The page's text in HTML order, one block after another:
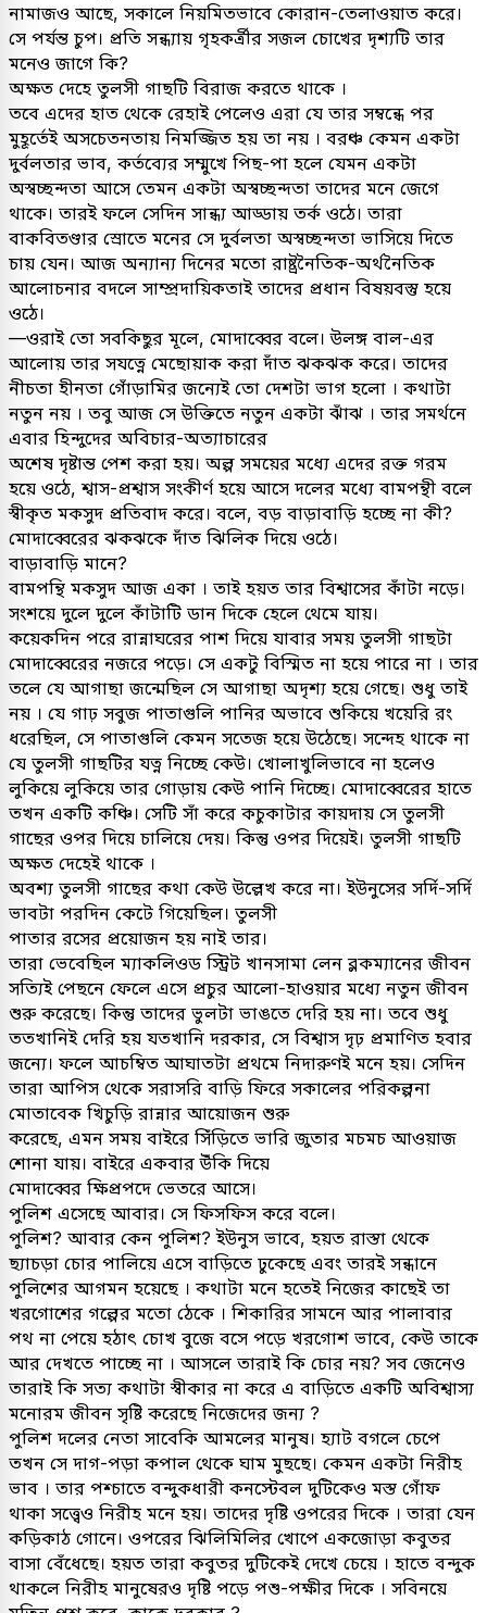
নামাজও আছে, সকালে নিয়মিতভাবে কোরান-তেলাওয়াত করে।
সে পর্যন্ত চুপ। প্রতি সন্ধ্যায় গৃহকর্ত্রীর সজল চোখের দৃশ্যটি তার
মনেও জাগে কি?
অক্ষত দেহে তুলসী গাছটি বিরাজ করতে থাকে ।
তবে এদের হাত থেকে রেহাই পেলেও এরা যে তার সম্বন্ধে পর
মুহূর্তেই অসচেতনতায় নিমজ্জিত হয় তা নয় । বরঞ্চ কেমন একটা
দুর্বলতার ভাব, কর্তব্যের সম্মুখে পিছ-পা হলে যেমন একটা
অস্বচ্ছন্দতা আসে তেমন একটা অস্বচ্ছন্দতা তাদের মনে জেগে
থাকে। তারই ফলে সেদিন সান্ধ্য আড্ডায় তর্ক ওঠে। তারা
বাকবিতণ্ডার স্রোতে মনের সে দুর্বলতা অস্বচ্ছন্দতা ভাসিয়ে দিতে
চায় যেন। আজ অন্যান্য দিনের মতো রাষ্ট্রনৈতিক-অর্থনৈতিক
আলোচনার বদলে সাম্প্রদায়িকতাই তাদের প্রধান বিষয়বস্তু হয়ে
ওঠে।
—ওরাই তো সবকিছুর মূলে, মোদাব্বের বলে। উলঙ্গ বাল-এর
আলোয় তার সযত্নে মেছোয়াক করা দাঁত ঝকঝক করে। তাদের
নীচতা হীনতা গোঁড়ামির জন্যেই তো দেশটা ভাগ হলো । কথাটা
নতুন নয় । তবু আজ সে উক্তিতে নতুন একটা ঝাঁঝ । তার সমর্থনে
এবার হিন্দুদের অবিচার-অত্যাচারের
অশেষ দৃষ্টান্ত পেশ করা হয়। অল্প সময়ের মধ্যে এদের রক্ত গরম
হয়ে ওঠে, শ্বাস-প্রশ্বাস সংকীর্ণ হয়ে আসে দলের মধ্যে বামপন্থী বলে
স্বীকৃত মকসুদ প্রতিবাদ করে। বলে, বড় বাড়াবাড়ি হচ্ছে না কী?
মোদাব্বেরের ঝকঝকে দাঁত ঝিলিক দিয়ে ওঠে।
বাড়াবাড়ি মানে?
বামপন্থি মকসুদ আজ একা । তাই হয়ত তার বিশ্বাসের কাঁটা নড়ে।
সংশয়ে দুলে দুলে কাঁটাটি ডান দিকে হেলে থেমে যায়।
কয়েকদিন পরে রান্নাঘরের পাশ দিয়ে যাবার সময় তুলসী গাছটা
মোদাব্বেরের নজরে পড়ে। সে একটু বিস্মিত না হয়ে পারে না । তার
তলে যে আগাছা জন্মেছিল সে আগাছা অদৃশ্য হয়ে গেছে। শুধু তাই
নয় । যে গাঢ় সবুজ পাতাগুলি পানির অভাবে শুকিয়ে খয়েরি রং
ধরেছিল, সে পাতাগুলি কেমন সতেজ হয়ে উঠেছে। সন্দেহ থাকে না
যে তুলসী গাছটির যত্ন নিচ্ছে কেউ। খোলাখুলিভাবে না হলেও
লুকিয়ে লুকিয়ে তার গোড়ায় কেউ পানি দিচ্ছে। মোদাব্বেরের হাতে
তখন একটি কঞ্চি। সেটি সাঁ করে কচুকাটার কায়দায় সে তুলসী
গাছের ওপর দিয়ে চালিয়ে দেয়। কিন্তু ওপর দিয়েই। তুলসী গাছটি
অক্ষত দেহেই থাকে ।
অবশ্য তুলসী গাছের কথা কেউ উল্লেখ করে না। ইউনুসের সর্দি-সর্দি
ভাবটা পরদিন কেটে গিয়েছিল। তুলসী
পাতার রসের প্রয়োজন হয় নাই তার।
তারা ভেবেছিল ম্যাকলিওড স্ট্রিট খানসামা লেন ব্লকম্যানের জীবন
সত্যিই পেছনে ফেলে এসে প্রচুর আলো-হাওয়ার মধ্যে নতুন জীবন
শুরু করেছে। কিন্তু তাদের ভুলটা ভাঙতে দেরি হয় না। তবে শুধু
ততখানিই দেরি হয় যতখানি দরকার, সে বিশ্বাস দৃঢ় প্রমাণিত হবার
জন্যে। ফলে আচম্বিত আঘাতটা প্রথমে নিদারুণই মনে হয়। সেদিন
তারা আপিস থেকে সরাসরি বাড়ি ফিরে সকালের পরিকল্পনা
মোতাবেক খিচুড়ি রান্নার আয়োজন শুরু
করেছে, এমন সময় বাইরে সিঁড়িতে ভারি জুতার মচমচ আওয়াজ
শোনা যায়। বাইরে একবার উঁকি দিয়ে
মোদাব্বের ক্ষিপ্রপদে ভেতরে আসে।
পুলিশ এসেছে আবার। সে ফিসফিস করে বলে।
পুলিশ? আবার কেন পুলিশ? ইউনুস ভাবে, হয়ত রাস্তা থেকে
ছ্যাচড়া চোর পালিয়ে এসে বাড়িতে ঢুকেছে এবং তারই সন্ধানে
পুলিশের আগমন হয়েছে । কথাটা মনে হতেই নিজের কাছেই তা
খরগোশের গল্পের মতো ঠেকে । শিকারির সামনে আর পালাবার
পথ না পেয়ে হঠাৎ চোখ বুজে বসে পড়ে খরগোশ ভাবে, কেউ তাকে
আর দেখতে পাচ্ছে না । আসলে তারাই কি চোর নয়? সব জেনেও
তারাই কি সত্য কথাটা স্বীকার না করে এ বাড়িতে একটি অবিশ্বাস্য
মনোরম জীবন সৃষ্টি করেছে নিজেদের জন্য ?
পুলিশ দলের নেতা সাবেকি আমলের মানুষ। হ্যাট বগলে চেপে
তখন সে দাগ-পড়া কপাল থেকে ঘাম মুছছে। কেমন একটা নিরীহ
ভাব । তার পশ্চাতে বন্দুকধারী কনস্টেবল দুটিকেও মস্ত গোঁফ
থাকা সত্ত্বেও নিরীহ মনে হয়। তাদের দৃষ্টি ওপরের দিকে । তারা যেন
কড়িকাঠ গোনে। ওপরের ঝিলিমিলির খোপে একজোড়া কবুতর
বাসা বেঁধেছে। হয়ত তারা কবুতর দুটিকেই দেখে চেয়ে । হাতে বন্দুক
থাকলে নিরীহ মানুষেরও দৃষ্টি পড়ে পশু-পক্ষীর দিকে । সবিনয়ে